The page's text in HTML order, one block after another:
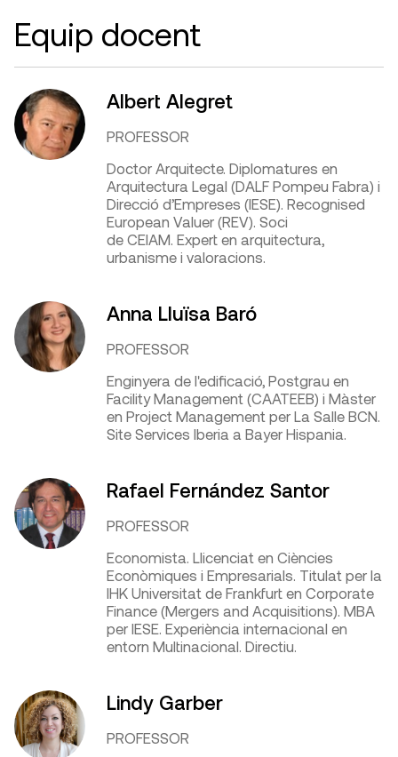
Equip docent
Albert Alegret
PROFESSOR
Doctor Arquitecte. Diplomatures en
Arquitectura Legal (DALF Pompeu Fabra) i
Direcció d’Empreses (IESE). Recognised
European Valuer (REV). Soci
de CEIAM. Expert en arquitectura,
urbanisme i valoracions.
Anna Lluïsa Baró
PROFESSOR
Enginyera de l'edificació, Postgrau en
Facility Management (CAATEEB) i Màster
en Project Management per La Salle BCN.
Site Services Iberia a Bayer Hispania.
Rafael Fernández Santor
PROFESSOR
Economista. Llicenciat en Ciències
Econòmiques i Empresarials. Titulat per la
IHK Universitat de Frankfurt en Corporate
Finance (Mergers and Acquisitions). MBA
per IESE. Experiència internacional en
entorn Multinacional. Directiu.
Lindy Garber
PROFESSOR